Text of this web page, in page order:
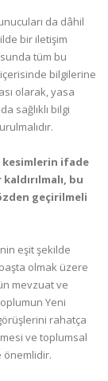
da dâhil
bir iletişim
tüm bu
bilgilerine
olarak, yasa
sağlıklı bilgi
kesimlerin ifade
bu
geçirilmeli
eşit şekilde
olmak üzere
mevzuat ve
Yeni
rahatça
ve toplumsal
önemlidir.